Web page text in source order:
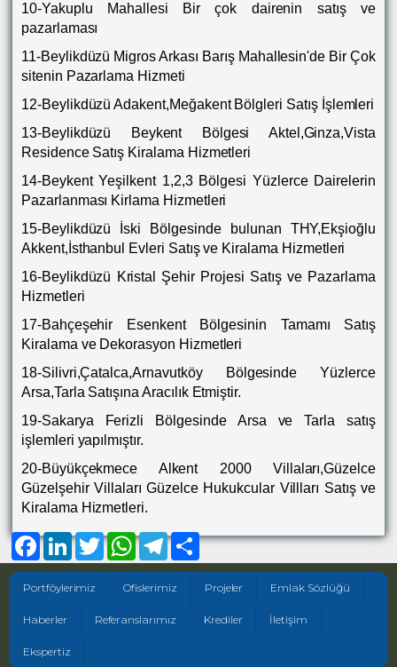
10-Yakuplu Mahallesi Bir çok dairenin satış ve
pazarlaması
11-Beylikdüzü Migros Arkası Barış Mahallesin'de Bir Çok
sitenin Pazarlama Hizmeti
12-Beylikdüzü Adakent,Meğakent Bölgleri Satış İşlemleri
13-Beylikdüzü Beykent Bölgesi Aktel,Ginza,Vista
Residence Satış Kiralama Hizmetleri
14-Beykent Yeşilkent 1,2,3 Bölgesi Yüzlerce Dairelerin
Pazarlanması Kirlama Hizmetleri
15-Beylikdüzü İski Bölgesinde bulunan THY,Ekşioğlu
Akkent,İsthanbul Evleri Satış ve Kiralama Hizmetleri
16-Beylikdüzü Kristal Şehir Projesi Satış ve Pazarlama
Hizmetleri
17-Bahçeşehir Esenkent Bölgesinin Tamamı Satış
Kiralama ve Dekorasyon Hizmetleri
18-Silivri,Çatalca,Arnavutköy Bölgesinde Yüzlerce
Arsa,Tarla Satışına Aracılık Etmiştir.
19-Sakarya Ferizli Bölgesinde Arsa ve Tarla satış
işlemleri yapılmıştır.
20-Büyükçekmece Alkent 2000 Villaları,Güzelce
Güzelşehir Villaları Güzelce Hukukcular Villları Satış ve
Kiralama Hizmetleri.
Portföylerimiz Ofislerimiz Projeler Emlak Sözlüğü
Haberler Referanslarımız Krediler İletişim
Ekspertiz
FacebookLinkedInTwitterWhatsAppTelegramShare